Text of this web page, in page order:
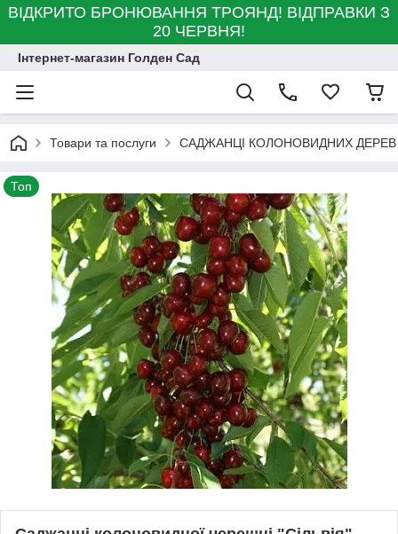
ВІДКРИТО БРОНЮВАННЯ ТРОЯНД! ВІДПРАВКИ З
20 ЧЕРВНЯ!
Інтернет-магазин Голден Сад
Товари та послуги САДЖАНЦІ КОЛОНОВИДНИХ ДЕРЕВ
Топ